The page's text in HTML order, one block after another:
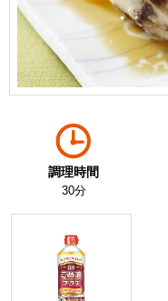
調理時間
30分